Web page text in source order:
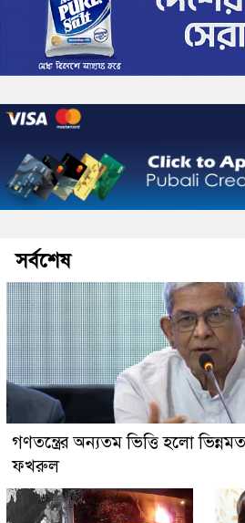
সর্বশেষ
গণতন্ত্রের অন্যতম ভিত্তি হলো
ফখরুল